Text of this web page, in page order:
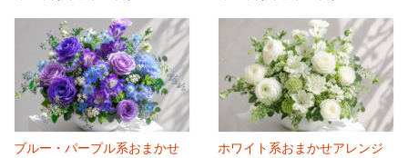
ブルー・パープル系おまかせ
ホワイト系おまかせアレンジ